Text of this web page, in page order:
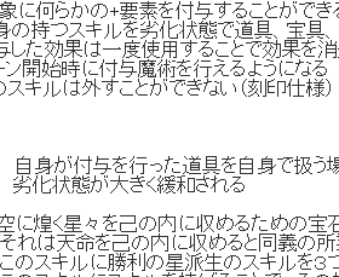
に何らかの+要素を付与することがで
ルを劣化状態で道具、宝具、サー
は一度使用することで効果を消
に付与魔術を行えるようになる
外すことができない（刻印仕様）
自身が付与を行った道具を自身で扱う
大きく緩和される
煌く星々を己の内に収めるための宝
己の内に収めると同義の所
勝利の星派生のスキルを３つ